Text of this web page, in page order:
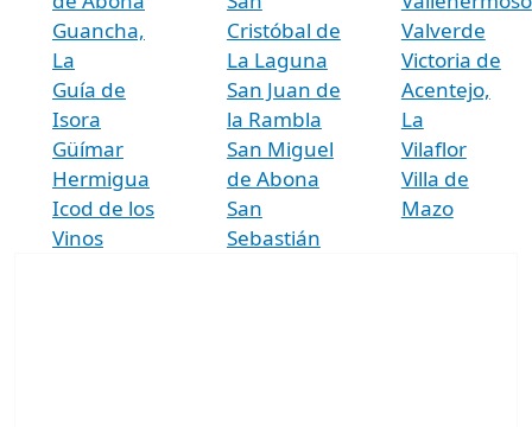
Guancha,
La
Guía de
Isora
Güímar
Hermigua
Icod de los
Vinos
Cristóbal de
La Laguna
San Juan de
la Rambla
San Miguel
de Abona
San
Sebastián
Valverde
Victoria de
Acentejo,
La
Vilaflor
Villa de
Mazo